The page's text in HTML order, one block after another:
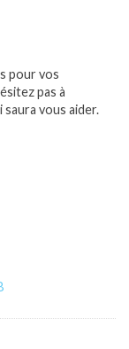
pour vos
pas à
vous aider.